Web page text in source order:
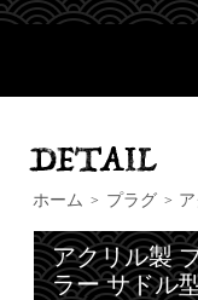
ホーム > プラグ >
アクリル製
ラー サドル